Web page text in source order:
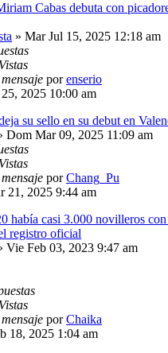
Cabas debuta con
» Mar Jul 15, 2025 12:18 am
Vistas
porenserio
2025 10:00 am
su sello en su debut en
Dom Mar 09, 2025 11:09 am
Vistas
porChang_Pu
21, 2025 9:44 am
había casi 3.000 novilleros
registro oficial
Vie Feb 03, 2023 9:47 am
Vistas
porChaika
18, 2025 1:04 am